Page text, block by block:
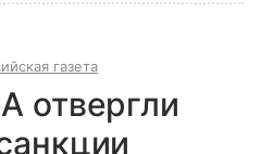
газета
отвергли